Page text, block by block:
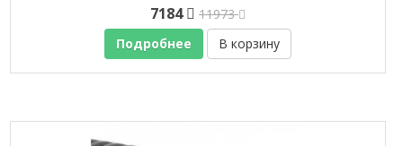
7184
11973
Подробнее
В корзину